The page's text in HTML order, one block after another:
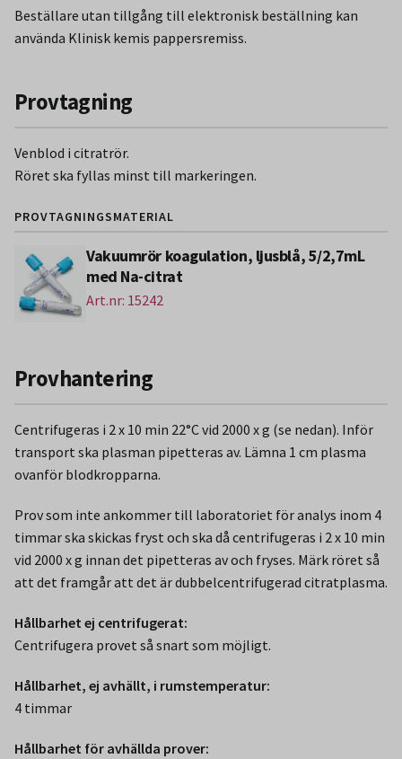
Beställare utan tillgång till elektronisk beställning kan
använda Klinisk kemis pappersremiss.
Provtagning
Venblod i citratrör.
Röret ska fyllas minst till markeringen.
PROVTAGNINGSMATERIAL
Vakuumrör koagulation, ljusblå, 5/2,7mL
med Na-citrat
Art.nr: 15242
Provhantering
Centrifugeras i 2 x 10 min 22°C vid 2000 x g (se nedan). Inför
transport ska plasman pipetteras av. Lämna 1 cm plasma
ovanför blodkropparna.
Prov som inte ankommer till laboratoriet för analys inom 4
timmar ska skickas fryst och ska då centrifugeras i 2 x 10 min
vid 2000 x g innan det pipetteras av och fryses. Märk röret så
att det framgår att det är dubbelcentrifugerad citratplasma.
Hållbarhet ej centrifugerat:
Centrifugera provet så snart som möjligt.
Hållbarhet, ej avhällt, i rumstemperatur:
4 timmar
Hållbarhet för avhällda prover: